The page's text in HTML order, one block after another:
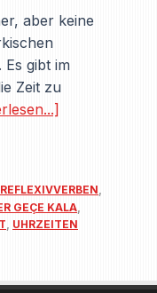
aber keine
gibt im
Zeit zu
REFLEXIVVERBEN,
GEÇE KALA,
, UHRZEITEN